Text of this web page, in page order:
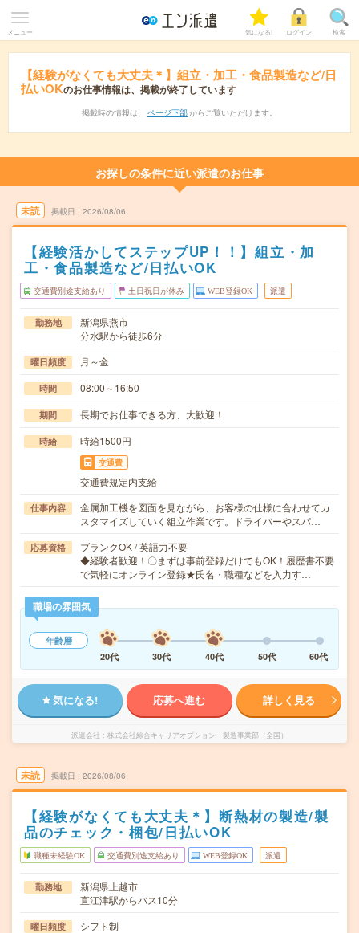
メニュー 気になる! ログイン 検索
【経験がなくても大丈夫＊】組立・加工・食品製造など/日
払いOKのお仕事情報は、掲載が終了しています
掲載時の情報は、 ページ下部 からご覧いただけます。
お探しの条件に近い派遣のお仕事
未読 掲載日 2026/08/06
【経験活かしてステップUP！！】組立・加
工・食品製造など/日払いOK
交通費別途支給あり 土日祝日が休み WEB登録OK 派遣
勤務地
新潟県燕市
分水駅から徒歩6分
曜日頻度 月～金
時間 08:00～16:50
期間 長期でお仕事できる方、大歓迎！
時給 時給1500円
交通費
交通費規定内支給
仕事内容
金属加工機を図面を見ながら、お客様の仕様に合わせてカ
スタマイズしていく組立作業です。ドライバーやスパ…
応募資格
ブランクOK / 英語力不要
◆経験者歓迎！〇まずは事前登録だけでもOK！履歴書不要
で気軽にオンライン登録★氏名・職種などを入力す…
職場の雰囲気
年齢層
20代
30代 40代 50代 60代
気になる! 応募へ進む 詳しく見る
派遣会社 株式会社綜合キャリアオプション 製造事業部（全国）
未読 掲載日 2026/08/06
【経験がなくても大丈夫＊】断熱材の製造/製
品のチェック・梱包/日払いOK
職種未経験OK 交通費別途支給あり WEB登録OK 派遣
勤務地
新潟県上越市
直江津駅からバス10分
曜日頻度 シフト制